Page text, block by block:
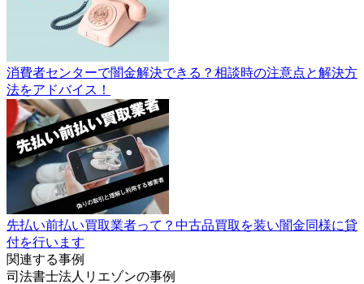
消費者センターで闇金解決できる？相談時の注意点と解決方
法をアドバイス！
先払い前払い買取業者って？中古品買取を装い闇金同様に貸
付を行います
関連する事例
司法書士法人リエゾンの事例